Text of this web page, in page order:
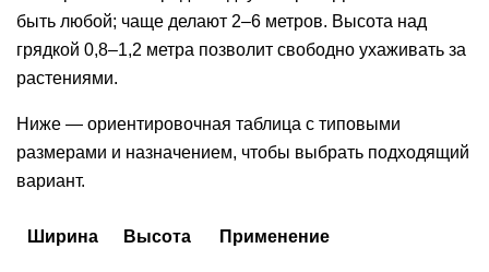
быть любой; чаще делают 2–6 метров. Высота над
грядкой 0,8–1,2 метра позволит свободно ухаживать за
растениями.
Ниже — ориентировочная таблица с типовыми
размерами и назначением, чтобы выбрать подходящий
вариант.
Ширина Высота Применение